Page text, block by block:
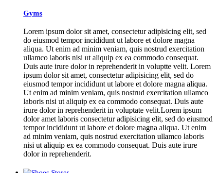
Gyms
Lorem ipsum dolor sit amet, consectetur adipisicing elit, sed
do eiusmod tempor incididunt ut labore et dolore magna
aliqua. Ut enim ad minim veniam, quis nostrud exercitation
ullamco laboris nisi ut aliquip ex ea commodo consequat.
Duis aute irure dolor in reprehenderit in voluptte velit. Lorem
ipsum dolor sit amet, consectetur adipisicing elit, sed do
eiusmod tempor incididunt ut labore et dolore magna aliqua.
Ut enim ad minim veniam, quis nostrud exercitation ullamco
laboris nisi ut aliquip ex ea commodo consequat. Duis aute
irure dolor in reprehenderit in voluptate velit.Lorem ipsum
dolor amet laboris consectetur adipisicing elit, sed do eiusmod
tempor incididunt ut labore et dolore magna aliqua. Ut enim
ad minim veniam, quis nostrud exercitation ullamco laboris
nisi ut aliquip ex ea commodo consequat. Duis aute irure
dolor in reprehenderit.